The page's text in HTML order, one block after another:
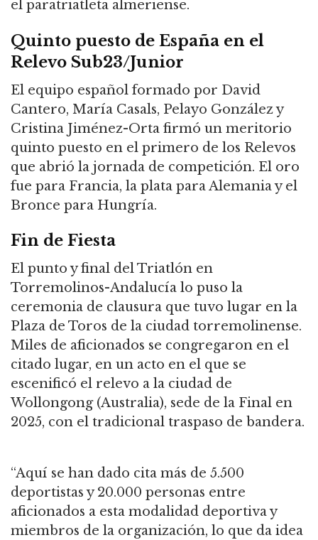
el paratriatleta almeriense.
Quinto puesto de España en el
Relevo Sub23/Junior
El equipo español formado por David
Cantero, María Casals, Pelayo González y
Cristina Jiménez-Orta firmó un meritorio
quinto puesto en el primero de los Relevos
que abrió la jornada de competición. El oro
fue para Francia, la plata para Alemania y el
Bronce para Hungría.
Fin de Fiesta
El punto y final del Triatlón en
Torremolinos-Andalucía lo puso la
ceremonia de clausura que tuvo lugar en la
Plaza de Toros de la ciudad torremolinense.
Miles de aficionados se congregaron en el
citado lugar, en un acto en el que se
escenificó el relevo a la ciudad de
Wollongong (Australia), sede de la Final en
2025, con el tradicional traspaso de bandera.
“Aquí se han dado cita más de 5.500
deportistas y 20.000 personas entre
aficionados a esta modalidad deportiva y
miembros de la organización, lo que da idea